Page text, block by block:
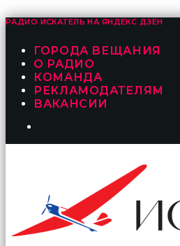
РАДИО ИСКАТЕЛЬ НА ЯНДЕКС ДЗЕН
ГОРОДА ВЕЩАНИЯ
О РАДИО
КОМАНДА
РЕКЛАМОДАТЕЛЯМ
ВАКАНСИИ